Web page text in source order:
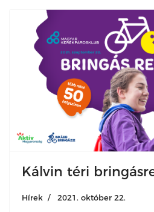
Kálvin téri
Hírek 2021. október 22.